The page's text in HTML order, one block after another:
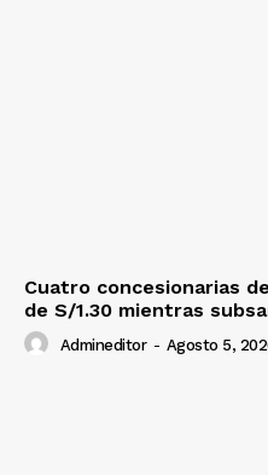
Cuatro concesionarias
de S/1.30 mientras
Admineditor - Agosto 5,